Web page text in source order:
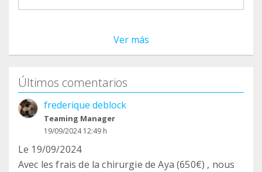
Ver más
Últimos comentarios
frederique deblock
Teaming Manager
19/09/2024 12:49 h
Le 19/09/2024
Avec les frais de la chirurgie de Aya (650€) , nous